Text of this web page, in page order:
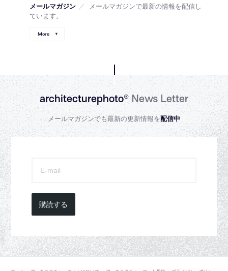
メールマガジン ／
メールマガジンで最新の情報を配信し
ています。
More
architecturephoto®News Letter
メールマガジンでも最新の更新情報を配信中
購読する